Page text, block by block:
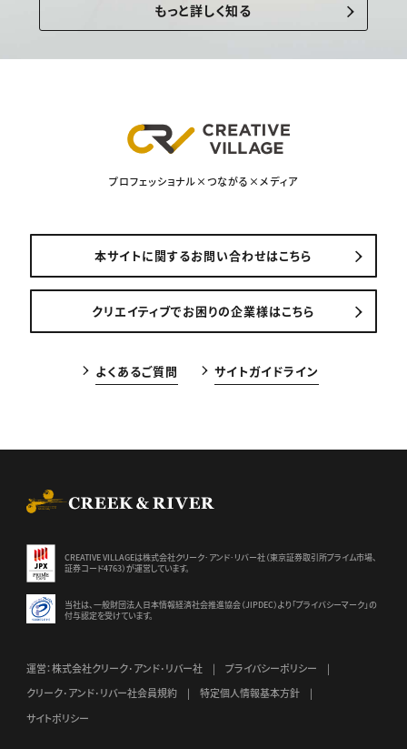
もっと詳しく知る
プロフェッショナル×つながる×メディア
本サイトに関するお問い合わせはこちら
クリエイティブでお困りの企業様はこちら
よくあるご質問 サイトガイドライン
CREATIVE VILLAGEは株式会社クリーク･アンド･リバー社（東京証券取引所プライム市場、
証券コード4763）が運営しています。
当社は、一般財団法人日本情報経済社会推進協会（JIPDEC）より 「プライバシーマーク」の
付与認定を受けています。
運営：株式会社クリーク･アンド･リバー社
プライバシーポリシー
クリーク･アンド･リバー社会員規約
特定個人情報基本方針
サイトポリシー